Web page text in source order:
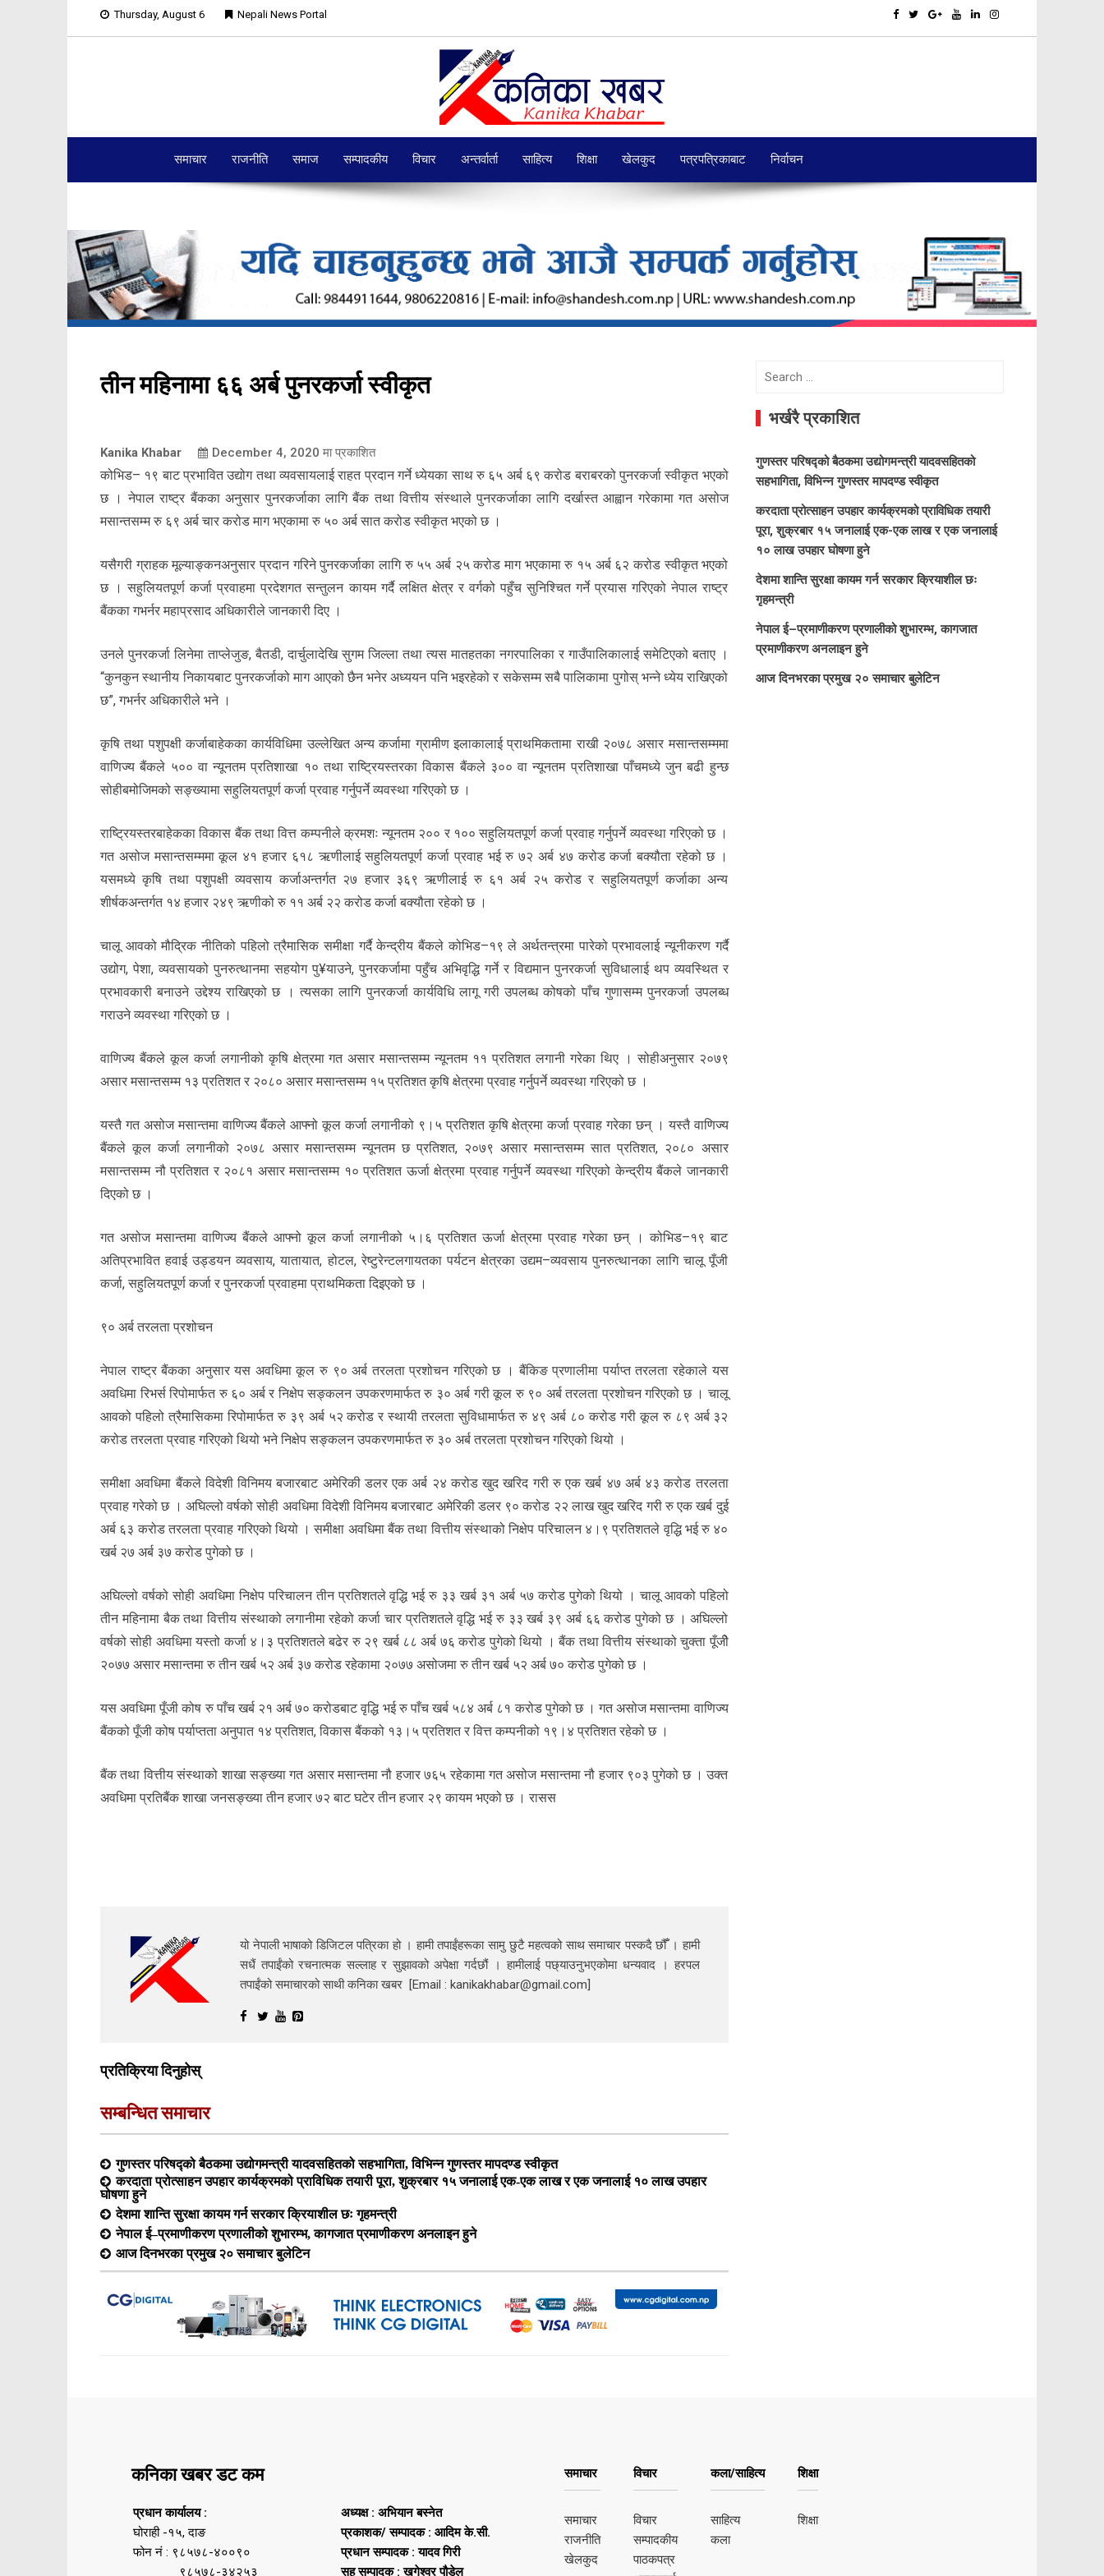
Thursday, August 6 Nepali News Portal
समाचार राजनीति समाज सम्पादकीय विचार अन्तर्वार्ता साहित्य शिक्षा खेलकुद पत्रपत्रिकाबाट निर्वाचन
तीन महिनामा ६६ अर्ब पुनरकर्जा स्वीकृत
Kanika Khabar December 4, 2020 मा प्रकाशित
कोभिड– १९ बाट प्रभावित उद्योग तथा व्यवसायलाई राहत प्रदान गर्ने ध्येयका साथ रु ६५ अर्ब ६९ करोड बराबरको पुनरकर्जा स्वीकृत भएको
छ । नेपाल राष्ट्र बैंकका अनुसार पुनरकर्जाका लागि बैंक तथा वित्तीय संस्थाले पुनरकर्जाका लागि दर्खास्त आह्वान गरेकामा गत असोज
मसान्तसम्म रु ६९ अर्ब चार करोड माग भएकामा रु ५० अर्ब सात करोड स्वीकृत भएको छ ।
यसैगरी ग्राहक मूल्याङ्कनअनुसार प्रदान गरिने पुनरकर्जाका लागि रु ५५ अर्ब २५ करोड माग भएकामा रु १५ अर्ब ६२ करोड स्वीकृत भएको
छ । सहुलियतपूर्ण कर्जा प्रवाहमा प्रदेशगत सन्तुलन कायम गर्दै लक्षित क्षेत्र र वर्गको पहुँच सुनिश्चित गर्ने प्रयास गरिएको नेपाल राष्ट्र
बैंकका गभर्नर महाप्रसाद अधिकारीले जानकारी दिए ।
उनले पुनरकर्जा लिनेमा ताप्लेजुङ, बैतडी, दार्चुलादेखि सुगम जिल्ला तथा त्यस मातहतका नगरपालिका र गाउँपालिकालाई समेटिएको बताए ।
“कुनकुन स्थानीय निकायबाट पुनरकर्जाको माग आएको छैन भनेर अध्ययन पनि भइरहेको र सकेसम्म सबै पालिकामा पुगोस् भन्ने ध्येय राखिएको
छ”, गभर्नर अधिकारीले भने ।
कृषि तथा पशुपक्षी कर्जाबाहेकका कार्यविधिमा उल्लेखित अन्य कर्जामा ग्रामीण इलाकालाई प्राथमिकतामा राखी २०७८ असार मसान्तसम्ममा
वाणिज्य बैंकले ५०० वा न्यूनतम प्रतिशाखा १० तथा राष्ट्रियस्तरका विकास बैंकले ३०० वा न्यूनतम प्रतिशाखा पाँचमध्ये जुन बढी हुन्छ
सोहीबमोजिमको सङ्ख्यामा सहुलियतपूर्ण कर्जा प्रवाह गर्नुपर्ने व्यवस्था गरिएको छ ।
राष्ट्रियस्तरबाहेकका विकास बैंक तथा वित्त कम्पनीले क्रमशः न्यूनतम २०० र १०० सहुलियतपूर्ण कर्जा प्रवाह गर्नुपर्ने व्यवस्था गरिएको छ ।
गत असोज मसान्तसम्ममा कूल ४१ हजार ६१८ ऋणीलाई सहुलियतपूर्ण कर्जा प्रवाह भई रु ७२ अर्ब ४७ करोड कर्जा बक्यौता रहेको छ ।
यसमध्ये कृषि तथा पशुपक्षी व्यवसाय कर्जाअन्तर्गत २७ हजार ३६९ ऋणीलाई रु ६१ अर्ब २५ करोड र सहुलियतपूर्ण कर्जाका अन्य
शीर्षकअन्तर्गत १४ हजार २४९ ऋणीको रु ११ अर्ब २२ करोड कर्जा बक्यौता रहेको छ ।
चालू आवको मौद्रिक नीतिको पहिलो त्रैमासिक समीक्षा गर्दै केन्द्रीय बैंकले कोभिड–१९ ले अर्थतन्त्रमा पारेको प्रभावलाई न्यूनीकरण गर्दै
उद्योग, पेशा, व्यवसायको पुनरुत्थानमा सहयोग पु¥याउने, पुनरकर्जामा पहुँच अभिवृद्धि गर्ने र विद्यमान पुनरकर्जा सुविधालाई थप व्यवस्थित र
प्रभावकारी बनाउने उद्देश्य राखिएको छ । त्यसका लागि पुनरकर्जा कार्यविधि लागू गरी उपलब्ध कोषको पाँच गुणासम्म पुनरकर्जा उपलब्ध
गराउने व्यवस्था गरिएको छ ।
वाणिज्य बैंकले कूल कर्जा लगानीको कृषि क्षेत्रमा गत असार मसान्तसम्म न्यूनतम ११ प्रतिशत लगानी गरेका थिए । सोहीअनुसार २०७९
असार मसान्तसम्म १३ प्रतिशत र २०८० असार मसान्तसम्म १५ प्रतिशत कृषि क्षेत्रमा प्रवाह गर्नुपर्ने व्यवस्था गरिएको छ ।
यस्तै गत असोज मसान्तमा वाणिज्य बैंकले आफ्नो कूल कर्जा लगानीको ९।५ प्रतिशत कृषि क्षेत्रमा कर्जा प्रवाह गरेका छन् । यस्तै वाणिज्य
बैंकले कूल कर्जा लगानीको २०७८ असार मसान्तसम्म न्यूनतम छ प्रतिशत, २०७९ असार मसान्तसम्म सात प्रतिशत, २०८० असार
मसान्तसम्म नौ प्रतिशत र २०८१ असार मसान्तसम्म १० प्रतिशत ऊर्जा क्षेत्रमा प्रवाह गर्नुपर्ने व्यवस्था गरिएको केन्द्रीय बैंकले जानकारी
दिएको छ ।
गत असोज मसान्तमा वाणिज्य बैंकले आफ्नो कूल कर्जा लगानीको ५।६ प्रतिशत ऊर्जा क्षेत्रमा प्रवाह गरेका छन् । कोभिड–१९ बाट
अतिप्रभावित हवाई उड्डयन व्यवसाय, यातायात, होटल, रेष्टुरेन्टलगायतका पर्यटन क्षेत्रका उद्यम–व्यवसाय पुनरुत्थानका लागि चालू पूँजी
कर्जा, सहुलियतपूर्ण कर्जा र पुनरकर्जा प्रवाहमा प्राथमिकता दिइएको छ ।
९० अर्ब तरलता प्रशोचन
नेपाल राष्ट्र बैंकका अनुसार यस अवधिमा कूल रु ९० अर्ब तरलता प्रशोचन गरिएको छ । बैंकिङ प्रणालीमा पर्याप्त तरलता रहेकाले यस
अवधिमा रिभर्स रिपोमार्फत रु ६० अर्ब र निक्षेप सङ्कलन उपकरणमार्फत रु ३० अर्ब गरी कूल रु ९० अर्ब तरलता प्रशोचन गरिएको छ । चालू
आवको पहिलो त्रैमासिकमा रिपोमार्फत रु ३९ अर्ब ५२ करोड र स्थायी तरलता सुविधामार्फत रु ४९ अर्ब ८० करोड गरी कूल रु ८९ अर्ब ३२
करोड तरलता प्रवाह गरिएको थियो भने निक्षेप सङ्कलन उपकरणमार्फत रु ३० अर्ब तरलता प्रशोचन गरिएको थियो ।
समीक्षा अवधिमा बैंकले विदेशी विनिमय बजारबाट अमेरिकी डलर एक अर्ब २४ करोड खुद खरिद गरी रु एक खर्ब ४७ अर्ब ४३ करोड तरलता
प्रवाह गरेको छ । अघिल्लो वर्षको सोही अवधिमा विदेशी विनिमय बजारबाट अमेरिकी डलर ९० करोड २२ लाख खुद खरिद गरी रु एक खर्ब दुई
अर्ब ६३ करोड तरलता प्रवाह गरिएको थियो । समीक्षा अवधिमा बैंक तथा वित्तीय संस्थाको निक्षेप परिचालन ४।९ प्रतिशतले वृद्धि भई रु ४०
खर्ब २७ अर्ब ३७ करोड पुगेको छ ।
अघिल्लो वर्षको सोही अवधिमा निक्षेप परिचालन तीन प्रतिशतले वृद्धि भई रु ३३ खर्ब ३१ अर्ब ५७ करोड पुगेको थियो । चालू आवको पहिलो
तीन महिनामा बैक तथा वित्तीय संस्थाको लगानीमा रहेको कर्जा चार प्रतिशतले वृद्धि भई रु ३३ खर्ब ३९ अर्ब ६६ करोड पुगेको छ । अघिल्लो
वर्षको सोही अवधिमा यस्तो कर्जा ४।३ प्रतिशतले बढेर रु २९ खर्ब ८८ अर्ब ७६ करोड पुगेको थियो । बैंक तथा वित्तीय संस्थाको चुक्ता पूँजीे
२०७७ असार मसान्तमा रु तीन खर्ब ५२ अर्ब ३७ करोड रहेकामा २०७७ असोजमा रु तीन खर्ब ५२ अर्ब ७० करोड पुगेको छ ।
यस अवधिमा पूँजी कोष रु पाँच खर्ब २१ अर्ब ७० करोडबाट वृद्धि भई रु पाँच खर्ब ५८४ अर्ब ८१ करोड पुगेको छ । गत असोज मसान्तमा वाणिज्य
बैंकको पूँजी कोष पर्याप्तता अनुपात १४ प्रतिशत, विकास बैंकको १३।५ प्रतिशत र वित्त कम्पनीको १९।४ प्रतिशत रहेको छ ।
बैंक तथा वित्तीय संस्थाको शाखा सङ्ख्या गत असार मसान्तमा नौ हजार ७६५ रहेकामा गत असोज मसान्तमा नौ हजार ९०३ पुगेको छ । उक्त
अवधिमा प्रतिबैंक शाखा जनसङ्ख्या तीन हजार ७२ बाट घटेर तीन हजार २९ कायम भएको छ । रासस
यो नेपाली भाषाको डिजिटल पत्रिका हो । हामी तपाईंहरूका सामु छुटै महत्वको साथ समाचार पस्कदै छौँँ । हामी
सधैं तपाईंको रचनात्मक सल्लाह र सुझावको अपेक्षा गर्दछौं । हामीलाई पछ्याउनुभएकोमा धन्यवाद । हरपल
तपाईंको समाचारको साथी कनिका खबर [Email : kanikakhabar@gmail.com]
प्रतिक्रिया दिनुहोस्
सम्बन्धित समाचार
गुणस्तर परिषद्को बैठकमा उद्योगमन्त्री यादवसहितको सहभागिता, विभिन्न गुणस्तर मापदण्ड स्वीकृत
करदाता प्रोत्साहन उपहार कार्यक्रमको प्राविधिक तयारी पूरा, शुक्रबार १५ जनालाई एक-एक लाख र एक जनालाई १० लाख उपहार
घोषणा हुने
देशमा शान्ति सुरक्षा कायम गर्न सरकार क्रियाशील छः गृहमन्त्री
नेपाल ई–प्रमाणीकरण प्रणालीको शुभारम्भ, कागजात प्रमाणीकरण अनलाइन हुने
आज दिनभरका प्रमुख २० समाचार बुलेटिन
Search
भर्खरै प्रकाशित
गुणस्तर परिषद्को बैठकमा उद्योगमन्त्री यादवसहितको
सहभागिता, विभिन्न गुणस्तर मापदण्ड स्वीकृत
करदाता प्रोत्साहन उपहार कार्यक्रमको प्राविधिक तयारी
पूरा, शुक्रबार १५ जनालाई एक-एक लाख र एक जनालाई
१० लाख उपहार घोषणा हुने
देशमा शान्ति सुरक्षा कायम गर्न सरकार क्रियाशील छः
गृहमन्त्री
नेपाल ई–प्रमाणीकरण प्रणालीको शुभारम्भ, कागजात
प्रमाणीकरण अनलाइन हुने
आज दिनभरका प्रमुख २० समाचार बुलेटिन
कनिका खबर डट कम
प्रधान कार्यालय :
घोराही -१५, दाङ
फोन नं : ९८५७८-४००९०
९८५७८-३४२५३
अध्यक्ष : अभियान बस्नेत
प्रकाशक/ सम्पादक : आदिम के.सी.
प्रधान सम्पादक : यादव गिरी
सह सम्पादक : खगेश्वर पौडेल
समाचार
समाचार
राजनीति
खेलकुद
विचार
विचार
सम्पादकीय
पाठकपत्र
कला/साहित्य
साहित्य
कला
शिक्षा
शिक्षा